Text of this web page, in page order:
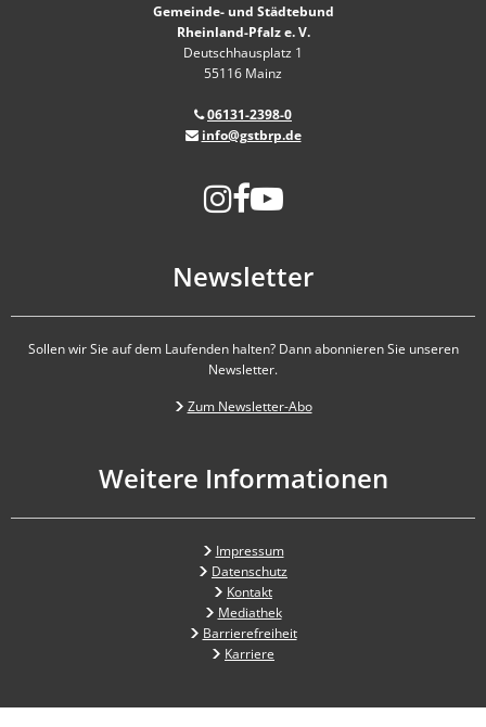
Gemeinde- und Städtebund
Rheinland-Pfalz e. V.
Deutschhausplatz 1
55116 Mainz
06131-2398-0
info@gstbrp.de
Newsletter
Sollen wir Sie auf dem Laufenden halten? Dann abonnieren Sie unseren
Newsletter.
Zum Newsletter-Abo
Weitere Informationen
Impressum
Datenschutz
Kontakt
Mediathek
Barrierefreiheit
Karriere